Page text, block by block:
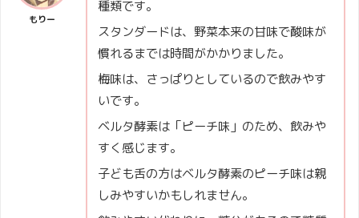
もりー
種類です。
スタンダードは、野菜本来の甘味で酸味が
慣れるまでは時間がかかりました。
梅味は、さっぱりとしているので飲みやす
いです。
ベルタ酵素は「ピーチ味」のため、飲みや
すく感じます。
子ども舌の方はベルタ酵素のピーチ味は親
しみやすいかもしれません。